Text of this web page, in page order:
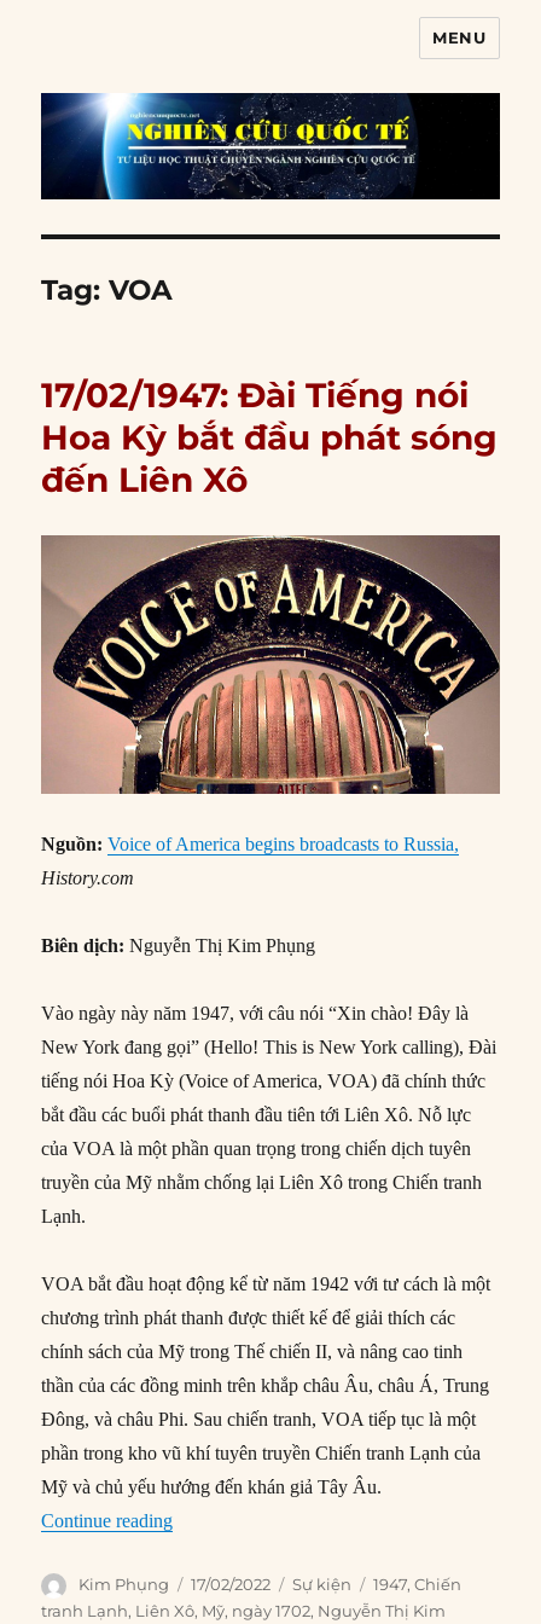
MENU
Tag:VOA
17/02/1947: Đài Tiếng nói
Hoa Kỳ bắt đầu phát sóng
đến Liên Xô
Nguồn: Voice of America begins broadcasts to Russia,
History.com
Biên dịch: Nguyễn Thị Kim Phụng
Vào ngày này năm 1947, với câu nói “Xin chào! Đây là
New York đang gọi” (Hello! This is New York calling), Đài
tiếng nói Hoa Kỳ (Voice of America, VOA) đã chính thức
bắt đầu các buổi phát thanh đầu tiên tới Liên Xô. Nỗ lực
của VOA là một phần quan trọng trong chiến dịch tuyên
truyền của Mỹ nhằm chống lại Liên Xô trong Chiến tranh
Lạnh.
VOA bắt đầu hoạt động kể từ năm 1942 với tư cách là một
chương trình phát thanh được thiết kế để giải thích các
chính sách của Mỹ trong Thế chiến II, và nâng cao tinh
thần của các đồng minh trên khắp châu Âu, châu Á, Trung
Đông, và châu Phi. Sau chiến tranh, VOA tiếp tục là một
phần trong kho vũ khí tuyên truyền Chiến tranh Lạnh của
Mỹ và chủ yếu hướng đến khán giả Tây Âu.
Continue reading“17/02/1947: Đài Tiếng nói Hoa Kỳ bắt đầu
Author
Kim Phụng
Posted
on
17/02/2022 Categories
Sự kiện Tags
1947,Chiến
tranh Lạnh, Liên Xô, Mỹ, ngày 1702, Nguyễn Thị Kim